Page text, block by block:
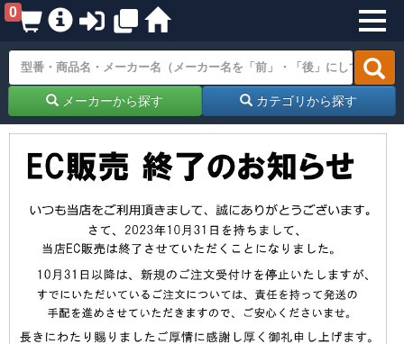
0
メーカーから探す カテゴリから探す